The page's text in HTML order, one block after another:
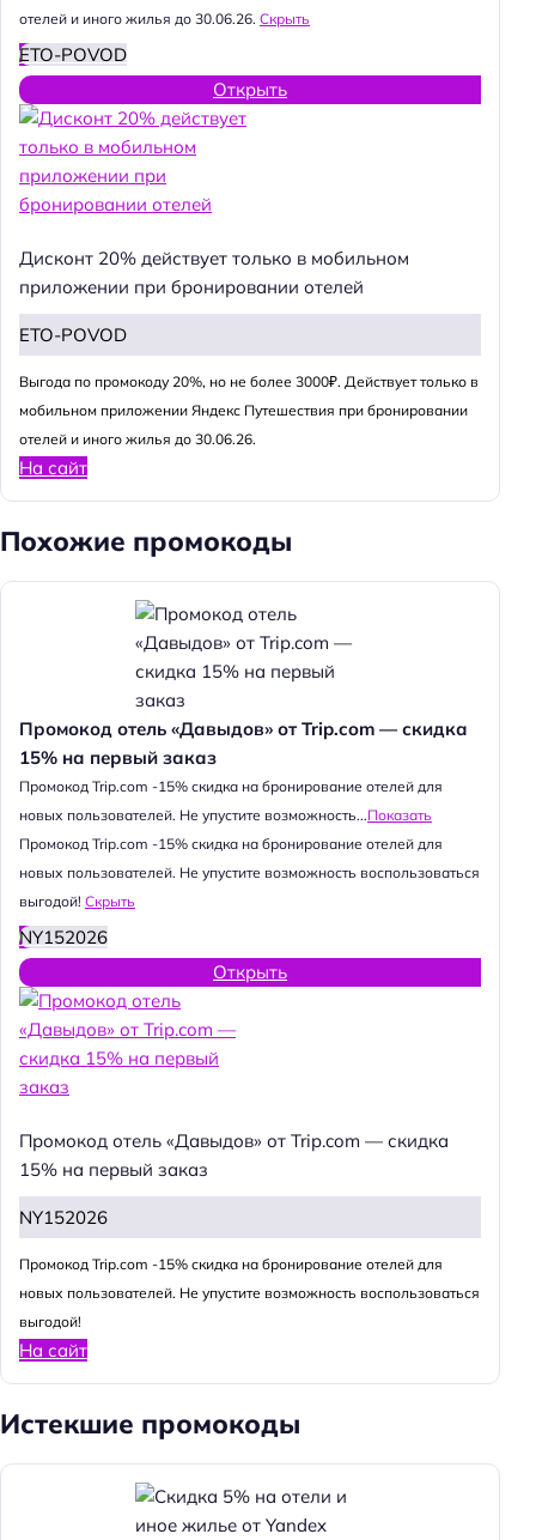
отелей и иного жилья до 30.06.26. Скрыть
ETO-POVOD
Открыть
Дисконт 20% действует только в мобильном
приложении при бронировании отелей
ETO-POVOD
Выгода по промокоду 20%, но не более 3000₽. Действует только в
мобильном приложении Яндекс Путешествия при бронировании
отелей и иного жилья до 30.06.26.
На сайт
Похожие промокоды
Промокод отель «Давыдов» от Trip.com — скидка
15% на первый заказ
Промокод Trip.com -15% скидка на бронирование отелей для
новых пользователей. Не упустите возможность...Показать
Промокод Trip.com -15% скидка на бронирование отелей для
новых пользователей. Не упустите возможность воспользоваться
выгодой! Скрыть
NY152026
Открыть
Промокод отель «Давыдов» от Trip.com — скидка
15% на первый заказ
NY152026
Промокод Trip.com -15% скидка на бронирование отелей для
новых пользователей. Не упустите возможность воспользоваться
выгодой!
На сайт
Истекшие промокоды